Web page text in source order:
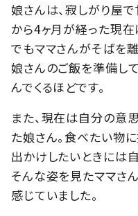
娘さんは、寂しがり屋
から4ヶ月が経った現
でもママさんがそばを
娘さんのご飯を準備し
んでくるほどです。
また、現在は自分の意
た娘さん。食べたい物
出かけしたいときには
そんな姿を見たママさ
感じていました。